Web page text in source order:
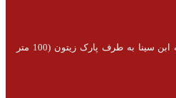
تبریز، ولیعصر، خیابان تختی، فلکه ابن سینا به طرف پارک زیتون (100 متر